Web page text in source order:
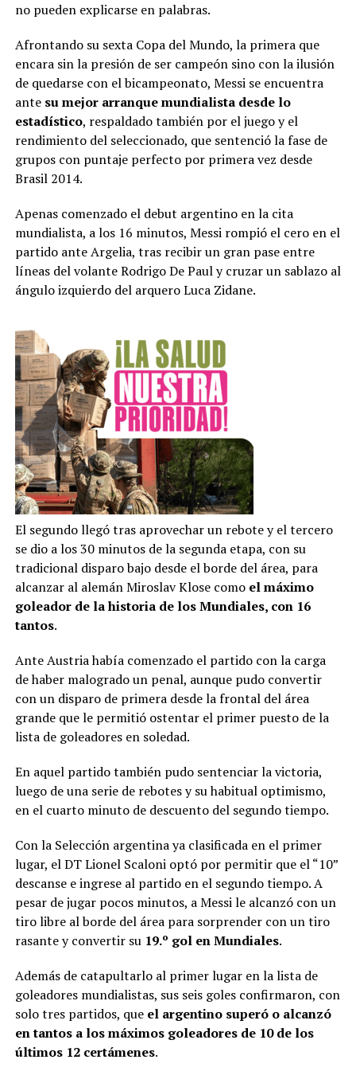
no pueden explicarse en palabras.
Afrontando su sexta Copa del Mundo, la primera que
encara sin la presión de ser campeón sino con la ilusión
de quedarse con el bicampeonato, Messi se encuentra
ante su mejor arranque mundialista desde lo
estadístico, respaldado también por el juego y el
rendimiento del seleccionado, que sentenció la fase de
grupos con puntaje perfecto por primera vez desde
Brasil 2014.
Apenas comenzado el debut argentino en la cita
mundialista, a los 16 minutos, Messi rompió el cero en el
partido ante Argelia, tras recibir un gran pase entre
líneas del volante Rodrigo De Paul y cruzar un sablazo al
ángulo izquierdo del arquero Luca Zidane.
El segundo llegó tras aprovechar un rebote y el tercero
se dio a los 30 minutos de la segunda etapa, con su
tradicional disparo bajo desde el borde del área, para
alcanzar al alemán Miroslav Klose como el máximo
goleador de la historia de los Mundiales, con 16
tantos.
Ante Austria había comenzado el partido con la carga
de haber malogrado un penal, aunque pudo convertir
con un disparo de primera desde la frontal del área
grande que le permitió ostentar el primer puesto de la
lista de goleadores en soledad.
En aquel partido también pudo sentenciar la victoria,
luego de una serie de rebotes y su habitual optimismo,
en el cuarto minuto de descuento del segundo tiempo.
Con la Selección argentina ya clasificada en el primer
lugar, el DT Lionel Scaloni optó por permitir que el “10”
descanse e ingrese al partido en el segundo tiempo. A
pesar de jugar pocos minutos, a Messi le alcanzó con un
tiro libre al borde del área para sorprender con un tiro
rasante y convertir su 19.º gol en Mundiales.
Además de catapultarlo al primer lugar en la lista de
goleadores mundialistas, sus seis goles confirmaron, con
solo tres partidos, que el argentino superó o alcanzó
en tantos a los máximos goleadores de 10 de los
últimos 12 certámenes.